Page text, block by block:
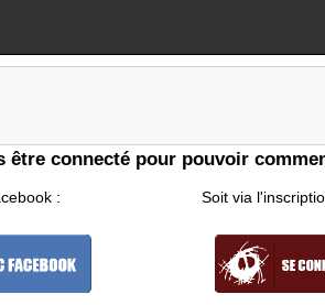
être connecté pour pouvoir
: Soit via